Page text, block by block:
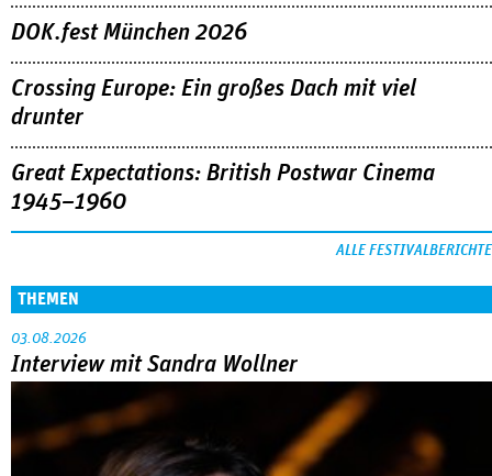
DOK.fest München 2026
Crossing Europe: Ein großes Dach mit viel
drunter
Great Expectations: British Postwar Cinema
1945–1960
ALLE FESTIVALBERICHTE
THEMEN
03.08.2026
Interview mit Sandra Wollner